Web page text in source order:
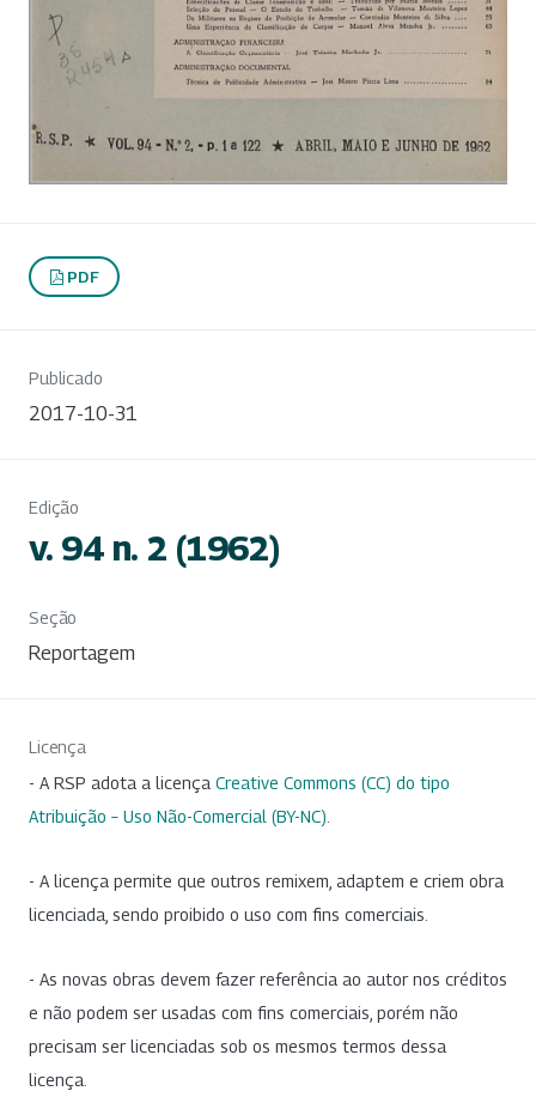
PDF
Publicado
2017-10-31
Edição
v. 94 n. 2 (1962)
Seção
Reportagem
Licença
- A RSP adota a licença Creative Commons (CC) do tipo
Atribuição – Uso Não-Comercial (BY-NC)
- A licença permite que outros remixem, adaptem e criem obra
licenciada, sendo proibido o uso com fins comerciais.
- As novas obras devem fazer referência ao autor nos créditos
e não podem ser usadas com fins comerciais, porém não
precisam ser licenciadas sob os mesmos termos dessa
licença.